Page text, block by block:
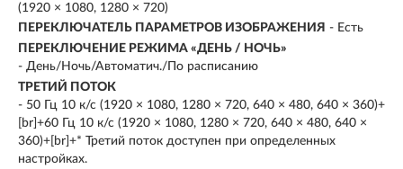
(1920 × 1080, 1280 × 720)
ПЕРЕКЛЮЧАТЕЛЬ ПАРАМЕТРОВ ИЗОБРАЖЕНИЯ - Есть
ПЕРЕКЛЮЧЕНИЕ РЕЖИМА «ДЕНЬ / НОЧЬ»
- День/Ночь/Автоматич./По расписанию
ТРЕТИЙ ПОТОК
- 50 Гц 10 к/с (1920 × 1080, 1280 × 720, 640 × 480, 640 × 360)+
[br]+60 Гц 10 к/с (1920 × 1080, 1280 × 720, 640 × 480, 640 ×
360)+[br]+* Третий поток доступен при определенных
настройках.